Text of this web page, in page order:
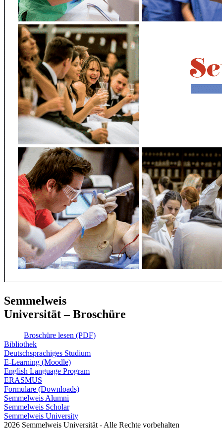
Semmelweis
Universität – Broschüre
Broschüre lesen (PDF)
Bibliothek
Deutschsprachiges Studium
E-Learning (Moodle)
English Language Program
ERASMUS
Formulare (Downloads)
Semmelweis Alumni
Semmelweis Scholar
Semmelweis University
2026 Semmelweis Universität - Alle Rechte vorbehalten